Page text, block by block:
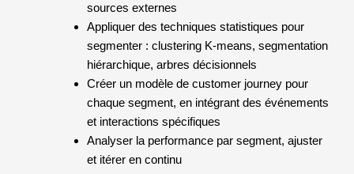
sources externes
Appliquer des techniques statistiques pour
segmenter : clustering K-means, segmentation
hiérarchique, arbres décisionnels
Créer un modèle de customer journey pour
chaque segment, en intégrant des événements
et interactions spécifiques
Analyser la performance par segment, ajuster
et itérer en continu